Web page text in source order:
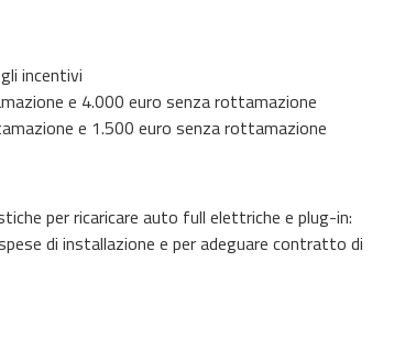
incentivi
e 4.000 euro senza rottamazione
e 1.500 euro senza rottamazione
per ricaricare auto full elettriche e plug-in:
di installazione e per adeguare contratto di